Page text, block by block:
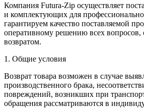
Компания Futura-Zip осуществляет
и комплектующих для
гарантируем качество поставляемой
оперативному решению всех вопросов,
возвратом.
1. Общие условия
Возврат товара возможен в случае
производственного брака,
повреждений, возникших при
обращения рассматриваются в